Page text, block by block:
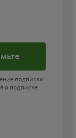
подписки
о подписке